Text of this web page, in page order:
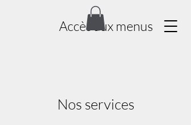
Accès aux menus
Nos services